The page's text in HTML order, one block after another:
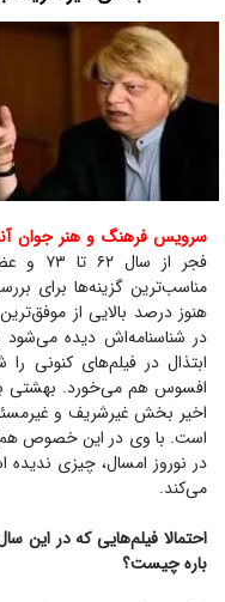
سرویس فرهنگ و هنر جوان
فجر
مناسب‌ترین گزینه‌ها برای
هنوز درصد بالایی از
در شناسنامه‌اش دیده می‌شود
ابتذال در فیلم‌های کنونی
افسوس هم می‌خورد. بهشتی با
اخیر بخش غیرشریف و
است. با وی در این خصوص
در نوروز امسال، چیزی ندیده
می‌کند.
احتمالا فیلم‌هایی که در این
باره چیست؟